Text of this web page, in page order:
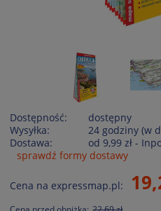
Dostępność:
dostępny
Wysyłka:
24 godziny (w
Dostawa:
od 9,99 zł -
Cena nie zawiera ewentualnych
sprawdź formy dostawy
Cena na expressmap.pl: